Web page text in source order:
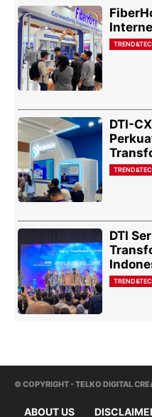
DTI-
DTI
© COPYRIGHT - TELKO DIGITAL
ABOUT US